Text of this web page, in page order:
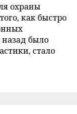
охраны
как быстро
было
стало